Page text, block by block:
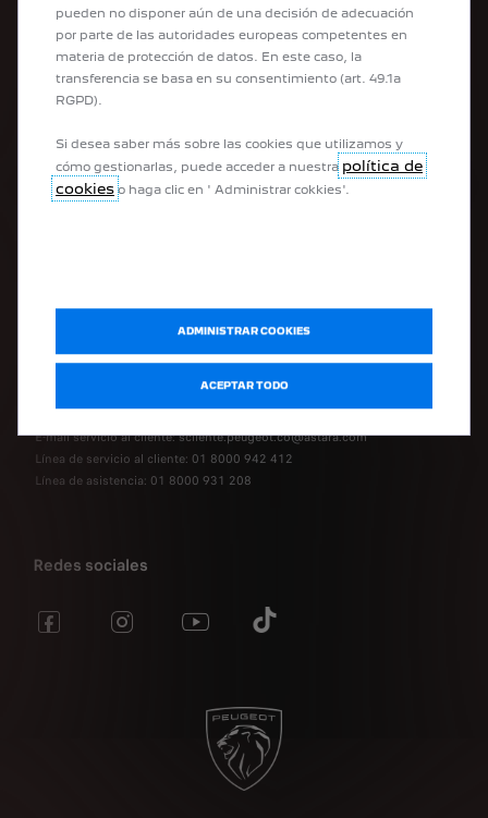
ACCESO RÁPIDO
Cotiza tu Peugeot
Solicitar tu Test Drive
POSTVENTA
E-mail servicio al cliente: scliente.peugeot.co@astara.com
Línea de servicio al cliente: 01 8000 942 412
Línea de asistencia: 01 8000 931 208
Redes sociales
pueden no disponer aún de una decisión de adecuación
por parte de las autoridades europeas competentes en
materia de protección de datos. En este caso, la
transferencia se basa en su consentimiento (art. 49.1a
RGPD).
Si desea saber más sobre las cookies que utilizamos y
cómo gestionarlas, puede acceder a nuestra política de
cookies o haga clic en ' Administrar cokkies'.
ADMINISTRAR COOKIES
ACEPTAR TODO